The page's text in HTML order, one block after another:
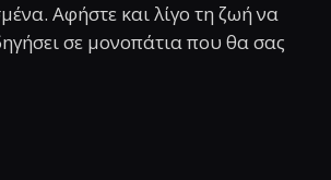
Αφήστε και λίγο τη ζωή να
σε μονοπάτια που θα σας